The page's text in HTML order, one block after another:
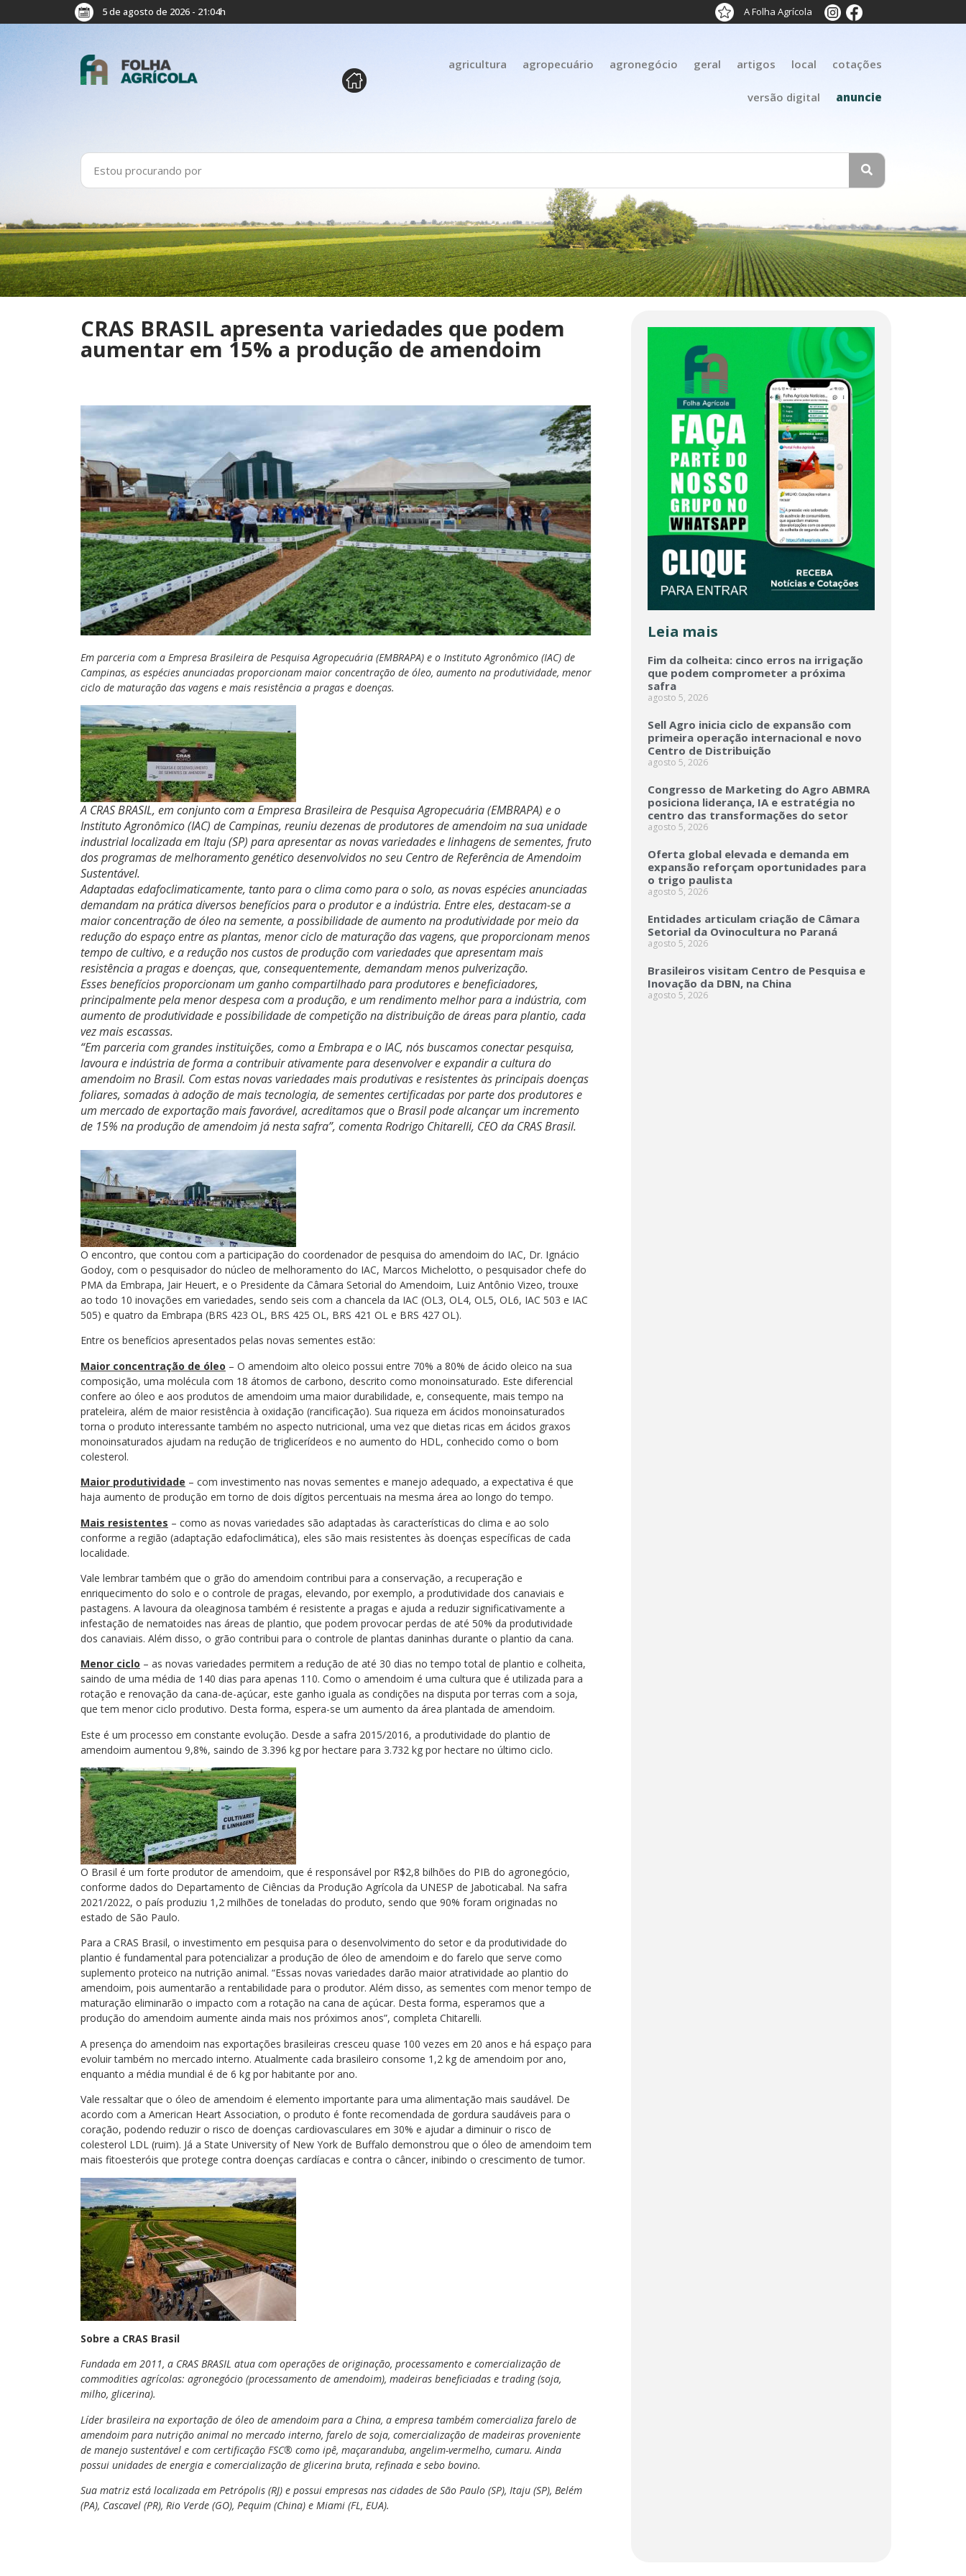
5 de agosto de 2026 - 21:04h A Folha Agrícola
agricultura agropecuário agronegócio geral artigos local cotações
versão digital anuncie
CRAS BRASIL apresenta variedades que podem
aumentar em 15% a produção de amendoim
Em parceria com a Empresa Brasileira de Pesquisa Agropecuária (EMBRAPA) e o Instituto Agronômico (IAC) de
Campinas, as espécies anunciadas proporcionam maior concentração de óleo, aumento na produtividade, menor
ciclo de maturação das vagens e mais resistência a pragas e doenças.
A CRAS BRASIL, em conjunto com a Empresa Brasileira de Pesquisa Agropecuária (EMBRAPA) e o
Instituto Agronômico (IAC) de Campinas, reuniu dezenas de produtores de amendoim na sua unidade
industrial localizada em Itaju (SP) para apresentar as novas variedades e linhagens de sementes, fruto
dos programas de melhoramento genético desenvolvidos no seu Centro de Referência de Amendoim
Sustentável.
Adaptadas edafoclimaticamente, tanto para o clima como para o solo, as novas espécies anunciadas
demandam na prática diversos benefícios para o produtor e a indústria. Entre eles, destacam-se a
maior concentração de óleo na semente, a possibilidade de aumento na produtividade por meio da
redução do espaço entre as plantas, menor ciclo de maturação das vagens, que proporcionam menos
tempo de cultivo, e a redução nos custos de produção com variedades que apresentam mais
resistência a pragas e doenças, que, consequentemente, demandam menos pulverização.
Esses benefícios proporcionam um ganho compartilhado para produtores e beneficiadores,
principalmente pela menor despesa com a produção, e um rendimento melhor para a indústria, com
aumento de produtividade e possibilidade de competição na distribuição de áreas para plantio, cada
vez mais escassas.
“Em parceria com grandes instituições, como a Embrapa e o IAC, nós buscamos conectar pesquisa,
lavoura e indústria de forma a contribuir ativamente para desenvolver e expandir a cultura do
amendoim no Brasil. Com estas novas variedades mais produtivas e resistentes às principais doenças
foliares, somadas à adoção de mais tecnologia, de sementes certificadas por parte dos produtores e
um mercado de exportação mais favorável, acreditamos que o Brasil pode alcançar um incremento
de 15% na produção de amendoim já nesta safra”, comenta Rodrigo Chitarelli, CEO da CRAS Brasil.
O encontro, que contou com a participação do coordenador de pesquisa do amendoim do IAC, Dr. Ignácio
Godoy, com o pesquisador do núcleo de melhoramento do IAC, Marcos Michelotto, o pesquisador chefe do
PMA da Embrapa, Jair Heuert, e o Presidente da Câmara Setorial do Amendoim, Luiz Antônio Vizeo, trouxe
ao todo 10 inovações em variedades, sendo seis com a chancela da IAC (OL3, OL4, OL5, OL6, IAC 503 e IAC
505) e quatro da Embrapa (BRS 423 OL, BRS 425 OL, BRS 421 OL e BRS 427 OL).
Entre os benefícios apresentados pelas novas sementes estão:
Maior concentração de óleo – O amendoim alto oleico possui entre 70% a 80% de ácido oleico na sua
composição, uma molécula com 18 átomos de carbono, descrito como monoinsaturado. Este diferencial
confere ao óleo e aos produtos de amendoim uma maior durabilidade, e, consequente, mais tempo na
prateleira, além de maior resistência à oxidação (rancificação). Sua riqueza em ácidos monoinsaturados
torna o produto interessante também no aspecto nutricional, uma vez que dietas ricas em ácidos graxos
monoinsaturados ajudam na redução de triglicerídeos e no aumento do HDL, conhecido como o bom
colesterol.
Maior produtividade – com investimento nas novas sementes e manejo adequado, a expectativa é que
haja aumento de produção em torno de dois dígitos percentuais na mesma área ao longo do tempo.
Mais resistentes – como as novas variedades são adaptadas às características do clima e ao solo
conforme a região (adaptação edafoclimática), eles são mais resistentes às doenças específicas de cada
localidade.
Vale lembrar também que o grão do amendoim contribui para a conservação, a recuperação e
enriquecimento do solo e o controle de pragas, elevando, por exemplo, a produtividade dos canaviais e
pastagens. A lavoura da oleaginosa também é resistente a pragas e ajuda a reduzir significativamente a
infestação de nematoides nas áreas de plantio, que podem provocar perdas de até 50% da produtividade
dos canaviais. Além disso, o grão contribui para o controle de plantas daninhas durante o plantio da cana.
Menor ciclo – as novas variedades permitem a redução de até 30 dias no tempo total de plantio e colheita,
saindo de uma média de 140 dias para apenas 110. Como o amendoim é uma cultura que é utilizada para a
rotação e renovação da cana-de-açúcar, este ganho iguala as condições na disputa por terras com a soja,
que tem menor ciclo produtivo. Desta forma, espera-se um aumento da área plantada de amendoim.
Este é um processo em constante evolução. Desde a safra 2015/2016, a produtividade do plantio de
amendoim aumentou 9,8%, saindo de 3.396 kg por hectare para 3.732 kg por hectare no último ciclo.
O Brasil é um forte produtor de amendoim, que é responsável por R$2,8 bilhões do PIB do agronegócio,
conforme dados do Departamento de Ciências da Produção Agrícola da UNESP de Jaboticabal. Na safra
2021/2022, o país produziu 1,2 milhões de toneladas do produto, sendo que 90% foram originadas no
estado de São Paulo.
Para a CRAS Brasil, o investimento em pesquisa para o desenvolvimento do setor e da produtividade do
plantio é fundamental para potencializar a produção de óleo de amendoim e do farelo que serve como
suplemento proteico na nutrição animal. “Essas novas variedades darão maior atratividade ao plantio do
amendoim, pois aumentarão a rentabilidade para o produtor. Além disso, as sementes com menor tempo de
maturação eliminarão o impacto com a rotação na cana de açúcar. Desta forma, esperamos que a
produção do amendoim aumente ainda mais nos próximos anos”, completa Chitarelli.
A presença do amendoim nas exportações brasileiras cresceu quase 100 vezes em 20 anos e há espaço para
evoluir também no mercado interno. Atualmente cada brasileiro consome 1,2 kg de amendoim por ano,
enquanto a média mundial é de 6 kg por habitante por ano.
Vale ressaltar que o óleo de amendoim é elemento importante para uma alimentação mais saudável. De
acordo com a American Heart Association, o produto é fonte recomendada de gordura saudáveis para o
coração, podendo reduzir o risco de doenças cardiovasculares em 30% e ajudar a diminuir o risco de
colesterol LDL (ruim). Já a State University of New York de Buffalo demonstrou que o óleo de amendoim tem
mais fitoesteróis que protege contra doenças cardíacas e contra o câncer, inibindo o crescimento de tumor.
Sobre a CRAS Brasil
Fundada em 2011, a CRAS BRASIL atua com operações de originação, processamento e comercialização de
commodities agrícolas: agronegócio (processamento de amendoim), madeiras beneficiadas e trading (soja,
milho, glicerina).
Líder brasileira na exportação de óleo de amendoim para a China, a empresa também comercializa farelo de
amendoim para nutrição animal no mercado interno, farelo de soja, comercialização de madeiras proveniente
de manejo sustentável e com certificação FSC® como ipê, maçaranduba, angelim-vermelho, cumaru. Ainda
possui unidades de energia e comercialização de glicerina bruta, refinada e sebo bovino.
Sua matriz está localizada em Petrópolis (RJ) e possui empresas nas cidades de São Paulo (SP), Itaju (SP), Belém
(PA), Cascavel (PR), Rio Verde (GO), Pequim (China) e Miami (FL, EUA).
Leia mais
Fim da colheita: cinco erros na irrigação
que podem comprometer a próxima
safra
agosto 5, 2026
Sell Agro inicia ciclo de expansão com
primeira operação internacional e novo
Centro de Distribuição
agosto 5, 2026
Congresso de Marketing do Agro ABMRA
posiciona liderança, IA e estratégia no
centro das transformações do setor
agosto 5, 2026
Oferta global elevada e demanda em
expansão reforçam oportunidades para
o trigo paulista
agosto 5, 2026
Entidades articulam criação de Câmara
Setorial da Ovinocultura no Paraná
agosto 5, 2026
Brasileiros visitam Centro de Pesquisa e
Inovação da DBN, na China
agosto 5, 2026